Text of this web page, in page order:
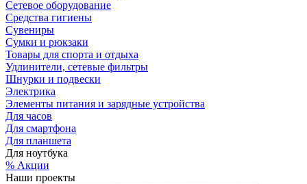
Сетевое оборудование
Средства гигиены
Сувениры
Сумки и рюкзаки
Товары для спорта и отдыха
Удлинители, сетевые фильтры
Шнурки и подвески
Электрика
Элементы питания и зарядные устройства
Для часов
Для смартфона
Для планшета
Для ноутбука
% Акции
Наши проекты